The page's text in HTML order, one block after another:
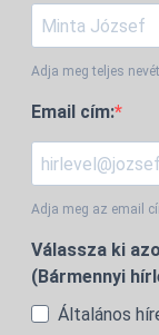
Adja meg teljes
Email cím:
Adja meg az email
Válassza ki
(Bármennyi
Általános